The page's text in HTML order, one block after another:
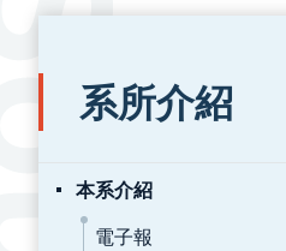
:::
系所介紹
本系介紹
電子報